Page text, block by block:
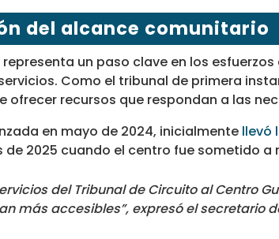
del alcance comunitario
un paso clave en los
Como el tribunal de primera
ofrecer recursos que respondan a las
en mayo de 2024, inicialmente llevó
de 2025 cuando el centro fue sometido a
del Tribunal de Circuito al Centro
más accesibles”, expresó el secretario